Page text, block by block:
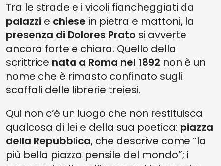
Tra le strade e i vicoli fiancheggiati da
palazzi e chiese in pietra e mattoni, la
presenza di Dolores Prato si avverte
ancora forte e chiara. Quello della
scrittrice nata a Roma nel 1892 non è un
nome che è rimasto confinato sugli
scaffali delle librerie treiesi.
Qui non c’è un luogo che non restituisca
qualcosa di lei e della sua poetica: piazza
della Repubblica, che descrive come “la
più bella piazza pensile del mondo”; i